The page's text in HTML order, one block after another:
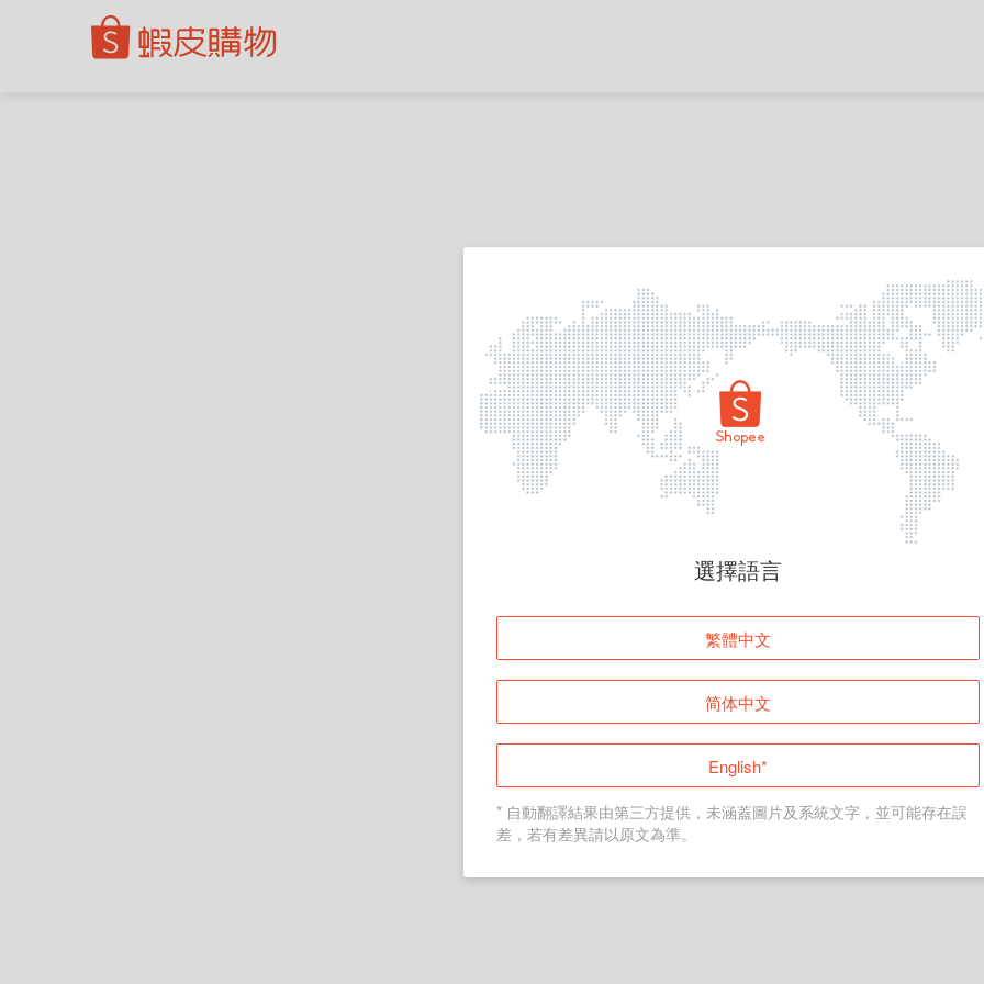
頁面無法顯示
登入
返回首頁
選擇語言
繁體中文
简体中文
English*
* 自動翻譯結果由第三方提供，未涵蓋圖片及系統文字，並可能存在誤
差，若有差異請以原文為準。